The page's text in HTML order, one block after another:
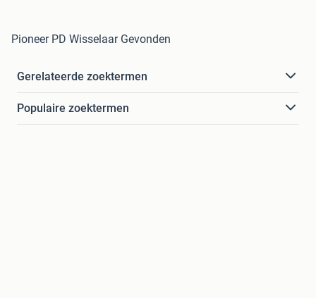
Pioneer PD Wisselaar Gevonden
Gerelateerde zoektermen
Populaire zoektermen